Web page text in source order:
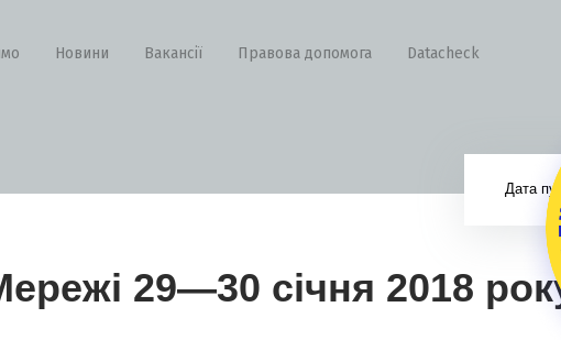
Новини Вакансії Правова допомога Datacheck
Дата
29—30 січня 2018